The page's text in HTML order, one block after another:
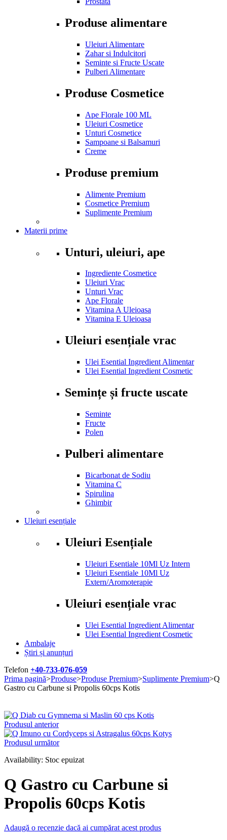
Produse alimentare
Uleiuri Alimentare
Zahar si Indulcitori
Seminte si Fructe Uscate
Pulberi Alimentare
Produse Cosmetice
Ape Florale 100 ML
Uleiuri Cosmetice
Unturi Cosmetice
Sampoane si Balsamuri
Creme
Produse premium
Alimente Premium
Cosmetice Premium
Suplimente Premium
Materii prime
Unturi, uleiuri, ape
Ingrediente Cosmetice
Uleiuri Vrac
Unturi Vrac
Ape Florale
Vitamina A Uleioasa
Vitamina E Uleioasa
Uleiuri esențiale vrac
Ulei Esential Ingredient Alimentar
Ulei Esential Ingredient Cosmetic
Semințe și fructe uscate
Seminte
Fructe
Polen
Pulberi alimentare
Bicarbonat de Sodiu
Vitamina C
Spirulina
Ghimbir
Uleiuri esențiale
Uleiuri Esențiale
Uleiuri Esentiale 10Ml Uz Intern
Uleiuri Esentiale 10Ml Uz
Extern/Aromoterapie
Uleiuri esențiale vrac
Ulei Esential Ingredient Alimentar
Ulei Esential Ingredient Cosmetic
Ambalaje
Știri și anunțuri
Telefon +40-733-076-059
Prima pagină>Produse>Produse Premium>Suplimente Premium>Q
Gastro cu Carbune si Propolis 60cps Kotis
Produsul anterior
Produsul următor
Availability: Stoc epuizat
Q Gastro cu Carbune si
Propolis 60cps Kotis
Adaugă o recenzie dacă ai cumpărat acest produs